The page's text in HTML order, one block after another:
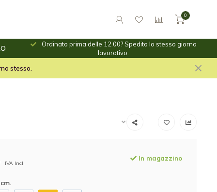
0
per il fuoco e stuf per
Ordinato prima delle 12.00? Spedito lo stesso giorno
lavorativo.
stesso.
IVA Incl.
In magazzino